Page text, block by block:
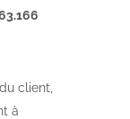
client,
à